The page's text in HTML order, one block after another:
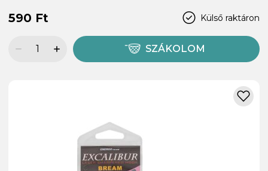
Külső raktáron
590 Ft
SZÁKOLOM